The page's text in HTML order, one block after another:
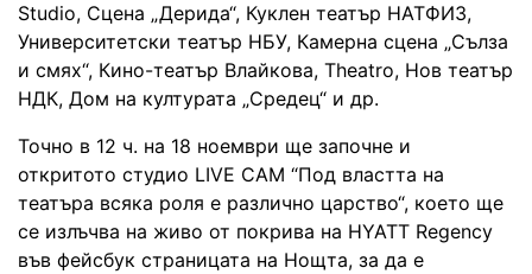
Studio, Сцена „Дерида“, Куклен театър НАТФИЗ,
Университетски театър НБУ, Камерна сцена „Сълза
и смях“, Кино-театър Влайкова, Theatro, Нов театър
НДК, Дом на културата „Средец“ и др.
Точно в 12 ч. на 18 ноември ще започне и
откритото студио LIVE CAM “Под властта на
театъра всяка роля е различно царство“, което ще
се излъчва на живо от покрива на HYATT Regency
във фейсбук страницата на Нощта, за да е